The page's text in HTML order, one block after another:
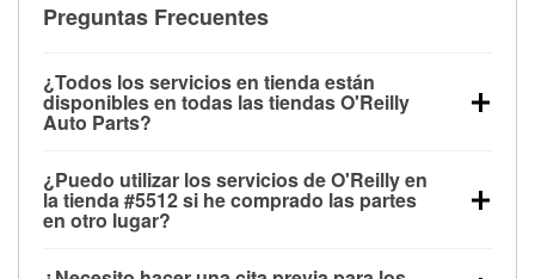
Preguntas Frecuentes
¿Todos los servicios en tienda están
disponibles en todas las tiendas O'Reilly
Auto Parts?
las pruebas de batería, pruebas de alternador y
motor de arranque, revisión de la luz “Check Engine”
con O'Reilly VeriScan® e instalación de
limpiaparabrisas o bombillas, están disponibles en
¿Puedo utilizar los servicios de O'Reilly en
la tienda #5512 si he comprado las partes
en otro lugar?